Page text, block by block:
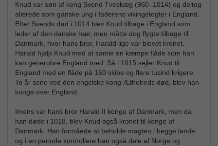
Knud var søn af kong Svend Tveskæg (960–1014) og deltog
allerede som ganske ung i faderens vikingetogter i England.
Efter Svends død i 1014 blev Knud tilbage i England som
leder af den danske hær, men måtte dog flygte tilbage til
Danmark, hvor hans bror, Harald lige var blevet kronet.
Harald hjalp Knud med at samle en kæmpe flåde som han
kan generobre England med. Så i 1015 sejler Knud til
England med en flåde på 160 skibe og flere tusind krigere.
To år sene ved den engelske kong Æthelreds død, blev han
konge over England.
Imens var hans bror Harald II konge af Danmark, men da
han døde i 1018, blev Knud også kronet til konge af
Danmark. Han formåede at beholde magten i begge lande
og i en periode kontrollere han også dele af Norge og